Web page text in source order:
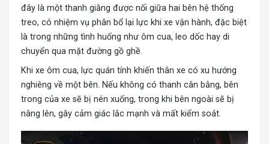
đây là một thanh giằng được nối giữa hai bên hệ thống
treo, có nhiệm vụ phân bổ lại lực khi xe vận hành, đặc biệt
là trong những tình huống như ôm cua, leo dốc hay di
chuyển qua mặt đường gồ ghề.
Khi xe ôm cua, lực quán tính khiến thân xe có xu hướng
nghiêng về một bên. Nếu không có thanh cân bằng, bên
trong của xe sẽ bị nén xuống, trong khi bên ngoài sẽ bị
nâng lên, gây cảm giác lắc mạnh và mất kiểm soát.